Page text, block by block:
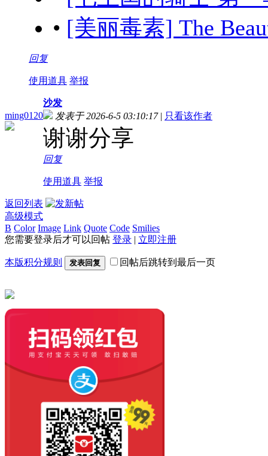
• [美丽毒素] The
回复
使用道具 举报
ming0120
沙发
发表于 2026-6-5 03:10:17 | 只看该作者
谢谢分享
回复
使用道具 举报
返回列表
高级模式
B Color Image Link Quote Code Smilies
您需要登录后才可以回帖 登录 | 立即注册
本版积分规则 发表回复 回帖后跳转到最后一页